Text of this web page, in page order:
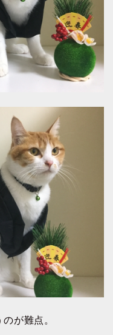
が難点。